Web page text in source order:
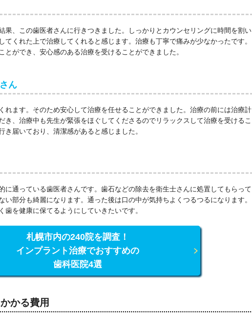
果、この歯医者さんに行きつきました。しっかりとカウンセリングに時間を割い
てくれた上で治療してくれると感じます。治療も丁寧で痛みが少なかったです。
とができ、安心感のある治療を受けることができました。
ん
れます。そのため安心して治療を任せることができました。治療の前には治療計
き、治療中も先生が緊張をほぐしてくださるのでリラックスして治療を受けるこ
き届いており、清潔感があると感じました。
に通っている歯医者さんです。歯石などの除去を衛生士さんに処置してもらって
い部分も綺麗になります。通った後は口の中が気持ちよくつるつるになります。
歯を健康に保てるようにしていきたいです。
札幌市内の240院を調査！
インプラント治療でおすすめの
歯科医院4選
かる費用